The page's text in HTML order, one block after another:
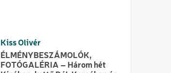
Kiss Olivér
ÉLMÉNYBESZÁMOLÓK,
FOTÓGALÉRIA – Három hét